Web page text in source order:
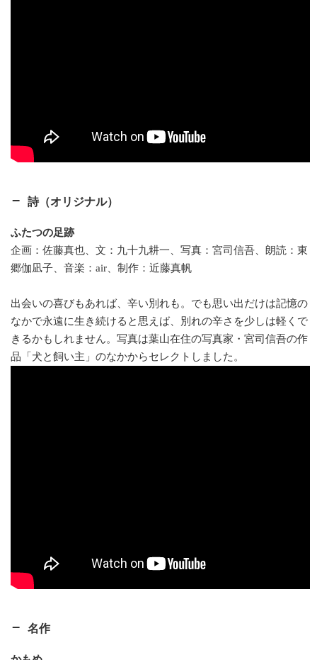
詩（オリジナル）
ふたつの足跡
企画：佐藤真也、文：九十九耕一、写真：宮司信吾、朗読：東
郷伽凪子、音楽：air、制作：近藤真帆
出会いの喜びもあれば、辛い別れも。でも思い出だけは記憶の
なかで永遠に生き続けると思えば、別れの辛さを少しは軽くで
きるかもしれません。写真は葉山在住の写真家・宮司信吾の作
品「犬と飼い主」のなかからセレクトしました。
名作